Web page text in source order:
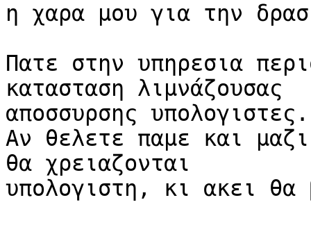
η χαρα μου για την
Πατε στην υπηρεσια
κατασταση λιμνάζουσας
αποσσυρσης υπολογιστες.
Αν θελετε παμε και
θα χρειαζονται
υπολογιστη, κι ακει θα